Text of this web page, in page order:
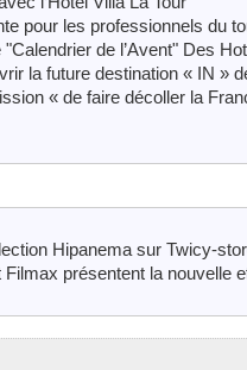
pour les professionnels du
de l’Avent" Des
la future destination « IN »
« de faire décoller la
Hipanema sur Twicy-
Filmax présentent la nouvelle